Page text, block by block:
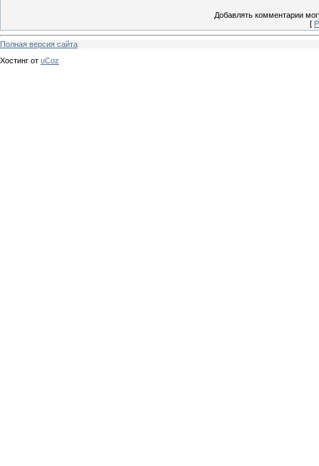
Добавлять комментарии
[
Полная версия сайта
Хостинг от uCoz